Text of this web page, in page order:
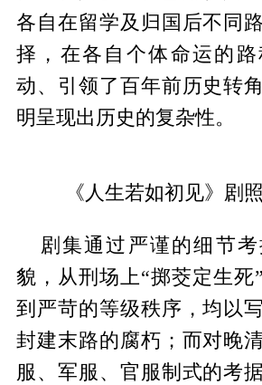
各自在留学及归国后不同
择，在各自个体命运的
动、引领了百年前历史转
明呈现出历史的复杂性。
《人生若如初见》剧
剧集通过严谨的细节
貌，从刑场上“掷茭定生死
到严苛的等级秩序，均以
封建末路的腐朽；而对晚
服、军服、官服制式的考